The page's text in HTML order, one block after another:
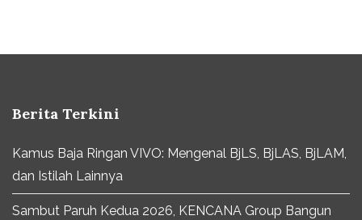
Berita Terkini
Kamus Baja Ringan VIVO: Mengenal BjLS, BjLAS, BjLAM,
dan Istilah Lainnya
Sambut Paruh Kedua 2026, KENCANA Group Bangun